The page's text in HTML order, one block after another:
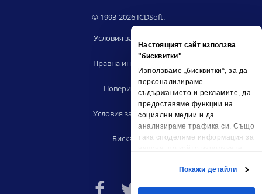
Настоящият сайт използва
"бисквитки"
Използваме „бисквитки“, за да
персонализираме
съдържанието и рекламите, да
предоставяме функции на
социални медии и да
анализираме трафика си. Също
така споделяме информация за
социални медии, рекламните си
Покажи детайли
© 1993-2026 ICDSoft.
Условия за ползване
Правна информация
Поверителност
Условия за риселъри
Бисквитки